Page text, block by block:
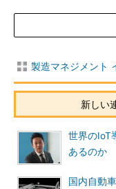
製造マネジメント
新しい
世界のIoT
あるのか
国内自動